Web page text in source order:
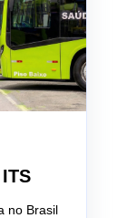
no Brasil